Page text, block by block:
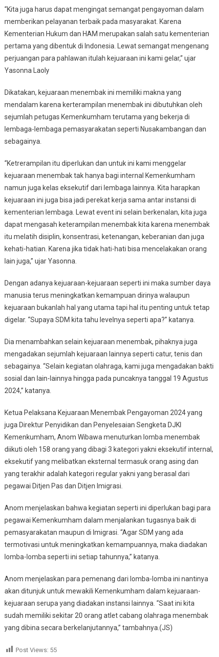
“Kita juga harus dapat mengingat semangat pengayoman dalam
memberikan pelayanan terbaik pada masyarakat. Karena
Kementerian Hukum dan HAM merupakan salah satu kementerian
pertama yang dibentuk di Indonesia. Lewat semangat mengenang
perjuangan para pahlawan itulah kejuaraan ini kami gelar,” ujar
Yasonna Laoly
Dikatakan, kejuaraan menembak ini memiliki makna yang
mendalam karena kerterampilan menembak ini dibutuhkan oleh
sejumlah petugas Kemenkumham terutama yang bekerja di
lembaga-lembaga pemasyarakatan seperti Nusakambangan dan
sebagainya.
“Ketrerampilan itu diperlukan dan untuk ini kami menggelar
kejuaraan menembak tak hanya bagi internal Kemenkumham
namun juga kelas eksekutif dari lembaga lainnya. Kita harapkan
kejuaraan ini juga bisa jadi perekat kerja sama antar instansi di
kementerian lembaga. Lewat event ini selain berkenalan, kita juga
dapat mengasah keterampilan menembak kita karena menembak
itu melatih disiplin, konsentrasi, ketenangan, keberanian dan juga
kehati-hatian. Karena jika tidak hati-hati bisa mencelakakan orang
lain juga,” ujar Yasonna.
Dengan adanya kejuaraan-kejuaraan seperti ini maka sumber daya
manusia terus meningkatkan kemampuan dirinya walaupun
kejuaraan bukanlah hal yang utama tapi hal itu penting untuk tetap
digelar. “Supaya SDM kita tahu levelnya seperti apa?” katanya.
Dia menambahkan selain kejuaraan menembak, pihaknya juga
mengadakan sejumlah kejuaraan lainnya seperti catur, tenis dan
sebagainya. “Selain kegiatan olahraga, kami juga mengadakan bakti
sosial dan lain-lainnya hingga pada puncaknya tanggal 19 Agustus
2024,” katanya.
Ketua Pelaksana Kejuaraan Menembak Pengayoman 2024 yang
juga Direktur Penyidikan dan Penyelesaian Sengketa DJKI
Kemenkumham, Anom Wibawa menuturkan lomba menembak
diikuti oleh 158 orang yang dibagi 3 kategori yakni eksekutif internal,
eksekutif yang melibatkan eksternal termasuk orang asing dan
yang terakhir adalah kategori regular yakni yang berasal dari
pegawai Ditjen Pas dan Ditjen Imigrasi.
Anom menjelaskan bahwa kegiatan seperti ini diperlukan bagi para
pegawai Kemenkumham dalam menjalankan tugasnya baik di
pemasyarakatan maupun di Imigrasi. “Agar SDM yang ada
termotivasi untuk meningkatkan kemampuannya, maka diadakan
lomba-lomba seperti ini setiap tahunnya,” katanya.
Anom menjelaskan para pemenang dari lomba-lomba ini nantinya
akan ditunjuk untuk mewakili Kemenkumham dalam kejuaraan-
kejuaraan serupa yang diadakan instansi lainnya. “Saat ini kita
sudah memiliki sekitar 20 orang atlet cabang olahraga menembak
yang dibina secara berkelanjutannya,” tambahnya.(JS)
Post Views: 55